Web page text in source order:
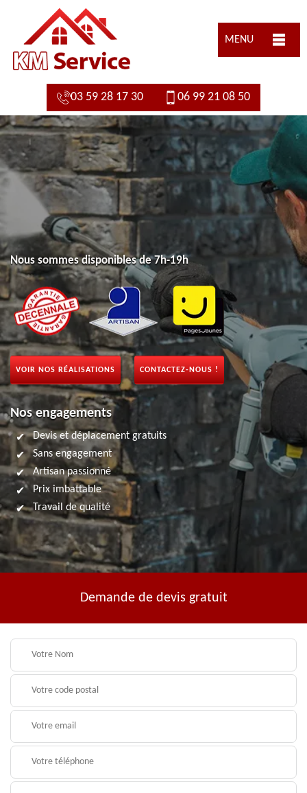
MENU
03 59 28 17 30 06 99 21 08 50
Nous sommes disponibles de 7h-19h
VOIR NOS RÉALISATIONS CONTACTEZ-NOUS !
Nos engagements
Devis et déplacement gratuits
Sans engagement
Artisan passionné
Prix imbattable
Travail de qualité
Demande de devis gratuit